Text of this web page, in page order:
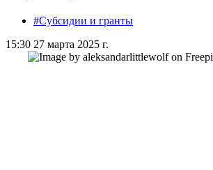
#Субсидии и гранты
15:30 27 марта 2025 г.